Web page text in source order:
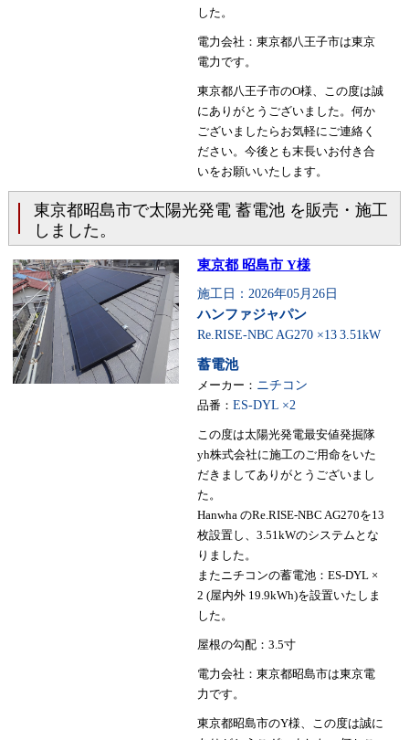
した。
電力会社：東京都八王子市は東京
電力です。
東京都八王子市のO様、この度は誠
にありがとうございました。何か
ございましたらお気軽にご連絡く
ださい。今後とも末長いお付き合
いをお願いいたします。
東京都昭島市で太陽光発電 蓄電池 を販売・施工
しました。
東京都 昭島市 Y様
施工日：2026年05月26日
ハンファジャパン
Re.RISE-NBC AG270 ×13 3.51kW
蓄電池
メーカー： ニチコン
品番： ES-DYL ×2
この度は太陽光発電最安値発掘隊
yh株式会社に施工のご用命をいた
だきましてありがとうございまし
た。
Hanwha のRe.RISE-NBC AG270を13
枚設置し、3.51kWのシステムとな
りました。
またニチコンの蓄電池：ES-DYL ×
2 (屋内外 19.9kWh)を設置いたしま
した。
屋根の勾配：3.5寸
電力会社：東京都昭島市は東京電
力です。
東京都昭島市のY様、この度は誠に